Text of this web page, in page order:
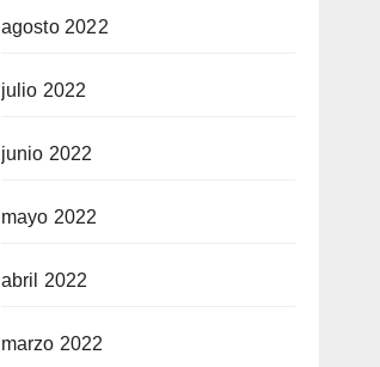
agosto 2022
julio 2022
junio 2022
mayo 2022
abril 2022
marzo 2022